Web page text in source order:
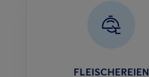
FLEISCHEREIEN